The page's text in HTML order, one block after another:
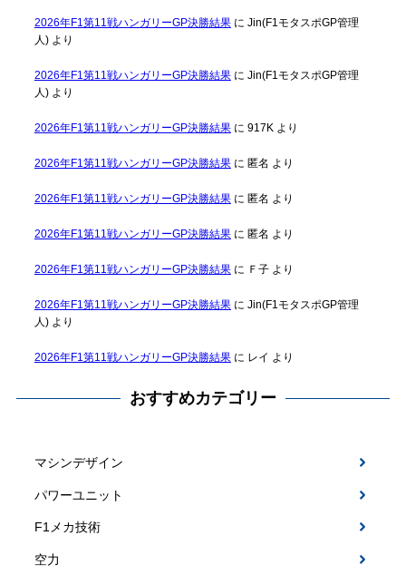
2026年F1第11戦ハンガリーGP決勝結果に Jin(F1モタスポGP管理
人)より
2026年F1第11戦ハンガリーGP決勝結果に Jin(F1モタスポGP管理
人)より
2026年F1第11戦ハンガリーGP決勝結果に 917Kより
2026年F1第11戦ハンガリーGP決勝結果に 匿名 より
2026年F1第11戦ハンガリーGP決勝結果に 匿名 より
2026年F1第11戦ハンガリーGP決勝結果に 匿名 より
2026年F1第11戦ハンガリーGP決勝結果に Ｆ子より
2026年F1第11戦ハンガリーGP決勝結果に Jin(F1モタスポGP管理
人)より
2026年F1第11戦ハンガリーGP決勝結果に レイ より
おすすめカテゴリー
マシンデザイン
パワーユニット
F1メカ技術
空力